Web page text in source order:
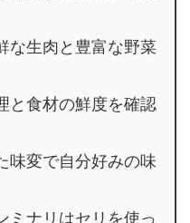
な生肉と豊富な野菜
と食材の鮮度を確認
味変で自分好みの味
ミナリはセリを使っ